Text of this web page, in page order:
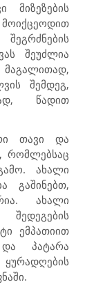
მიზეზების
შეუძლია
შემდეგ,
წადით
თავი და
რომლებსაც
ახალი
გაშინებთ,
ახალი
ემპათიით
პატარა